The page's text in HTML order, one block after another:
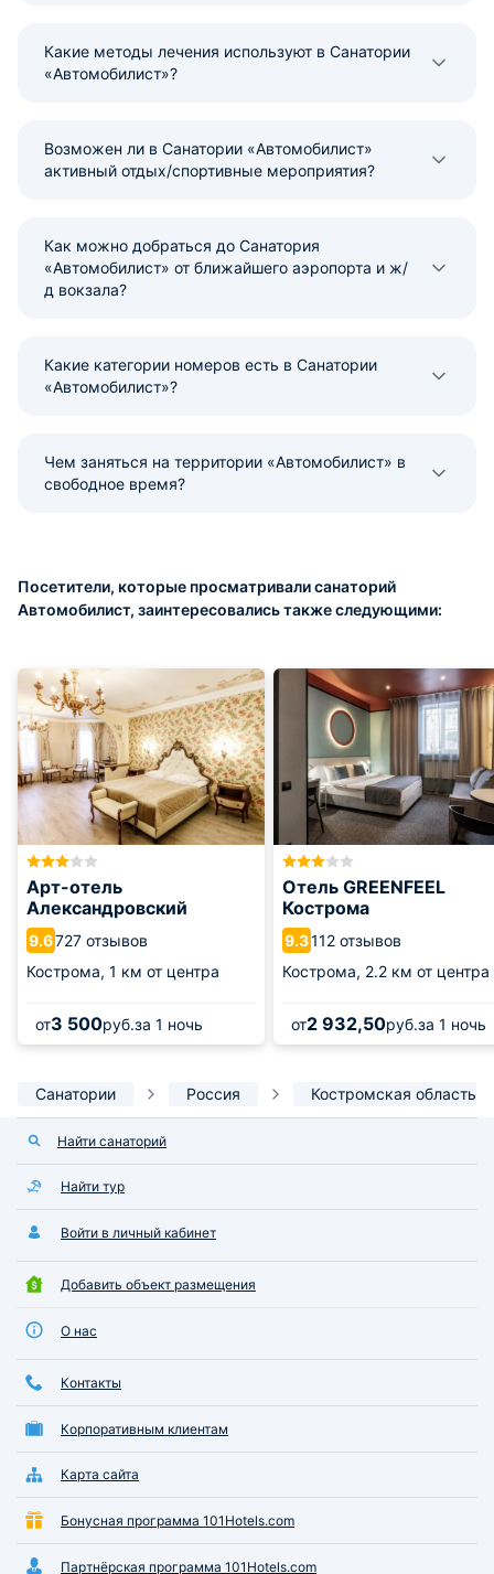
Какие методы лечения используют в Санатории
«Автомобилист»?
Возможен ли в Санатории «Автомобилист»
активный отдых/спортивные мероприятия?
Как можно добраться до Санатория
«Автомобилист» от ближайшего аэропорта и ж/
д вокзала?
Какие категории номеров есть в Санатории
«Автомобилист»?
Чем заняться на территории «Автомобилист» в
свободное время?
Посетители, которые просматривали санаторий
Автомобилист, заинтересовались также следующими:
Арт-отель
Александровский
9.6727 отзывов
Кострома, 1 км от центра
от3 500руб.за 1 ночь
Отель GREENFEEL
Кострома
9.3112 отзывов
Кострома, 2.2 км от центра
от2 932,50руб.за 1 ночь
Санатории Россия Костромская область
Найти санаторий
Найти тур
Войти в личный кабинет
Добавить объект размещения
О нас
Контакты
Корпоративным клиентам
Карта сайта
Бонусная программа 101Hotels.com
Партнёрская программа 101Hotels.com